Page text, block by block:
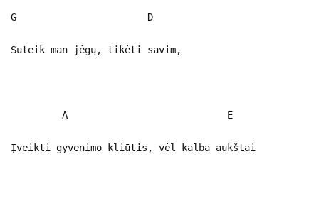
G D
Suteik man jėgų, tikėti savim,
A E
Įveikti gyvenimo kliūtis, vėl kalba aukštai